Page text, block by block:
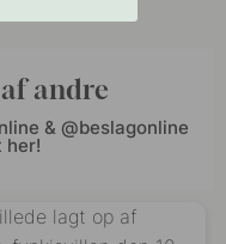
andre
& @beslagonline
her!